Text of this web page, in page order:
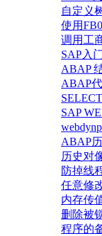
自定义
使用
调用工
SAP入
ABAP
ABAP
SAP
ABAP
历史对
防掉线
任意修
内存传
删除被
程序的